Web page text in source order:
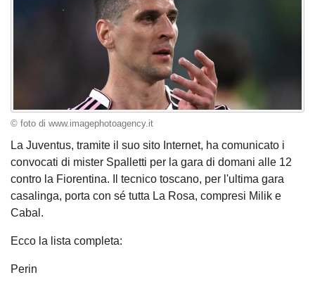
© foto di www.imagephotoagency.it
La Juventus, tramite il suo sito Internet, ha comunicato i
convocati di mister Spalletti per la gara di domani alle 12
contro la Fiorentina. Il tecnico toscano, per l'ultima gara
casalinga, porta con sé tutta La Rosa, compresi Milik e
Cabal.
Ecco la lista completa:
Perin